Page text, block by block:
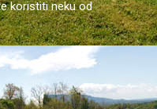
koristiti neku od